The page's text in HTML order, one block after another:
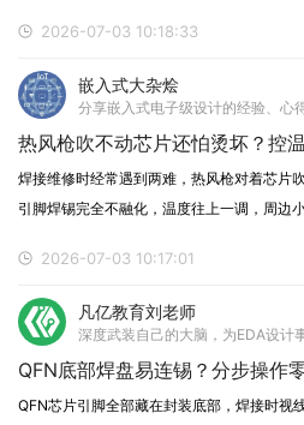
一次完成均匀规整的植球。1. 芯片基底预处理
BGA芯片底部的旧焊盘用吸锡带清理平整，
焊剂
2026-07-03 10:18:33
嵌入式大杂烩
分享嵌入式电子级设计的经验、心
焊接维修时经常遇到两难，热风枪对着芯片
引脚焊锡完全不融化，温度往上一调，周边
吹，按分层控温逻辑操作，既能轻松取下芯片
会损伤周边区域。1. 提前预热整板先把恒温加
到150
2026-07-03 10:17:01
凡亿教育刘老师
QFN底部焊盘易连锡？分步操作
QFN芯片引脚全部藏在封装底部，焊接时视